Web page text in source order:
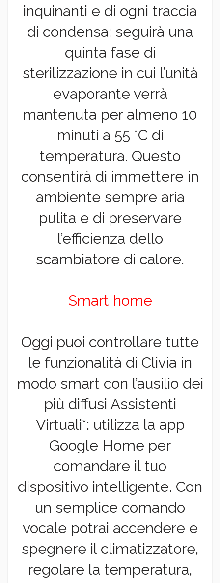
inquinanti e di ogni traccia
di condensa: seguirà una
quinta fase di
sterilizzazione in cui l’unità
evaporante verrà
mantenuta per almeno 10
minuti a 55 °C di
temperatura. Questo
consentirà di immettere in
ambiente sempre aria
pulita e di preservare
l’efficienza dello
scambiatore di calore.
Smart home
Oggi puoi controllare tutte
le funzionalità di Clivia in
modo smart con l’ausilio dei
più diffusi Assistenti
Virtuali*: utilizza la app
Google Home per
comandare il tuo
dispositivo intelligente. Con
un semplice comando
vocale potrai accendere e
spegnere il climatizzatore,
regolare la temperatura,